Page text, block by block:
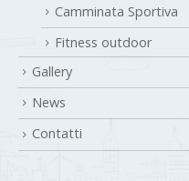
Camminata Sportiva
Fitness outdoor
Gallery
News
Contatti